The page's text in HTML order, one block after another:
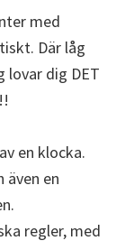
med
Där låg
lovar dig DET
en klocka.
även en
regler, med